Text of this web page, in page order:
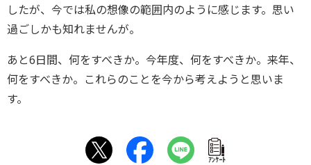
したが、今では私の想像の範囲内のように感じます。思い
過ごしかも知れませんが。
あと6日間、何をすべきか。今年度、何をすべきか。来年、
何をすべきか。これらのことを今から考えようと思いま
す。
ｱﾝｹｰﾄ